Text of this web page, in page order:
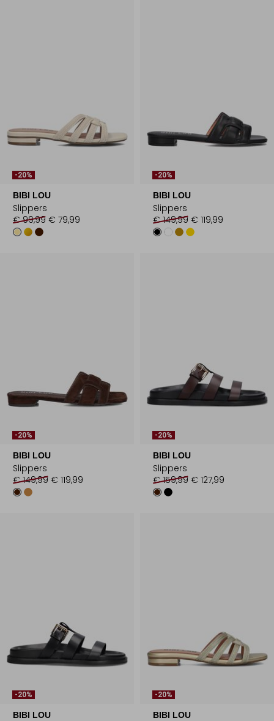
-20%
BIBI LOU
Slippers
€ 99,99 € 79,99
-20%
BIBI LOU
Slippers
€ 149,99 € 119,99
-20%
BIBI LOU
Slippers
€ 149,99 € 119,99
-20%
BIBI LOU
Slippers
€ 159,99 € 127,99
-20%
BIBI LOU
-20%
BIBI LOU